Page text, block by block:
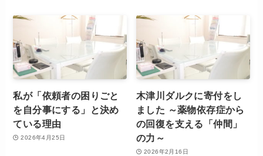
私が「依頼者の困りごと
を自分事にする」と決め
ている理由
2026年4月25日
木津川ダルクに寄付をし
ました ～薬物依存症から
の回復を支える「仲間」
の力～
2026年2月16日